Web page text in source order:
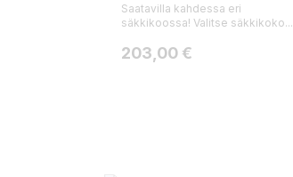
Saatavilla kahdessa eri
säkkikoossa! Valitse säkkikoko...
Hinta
203,00 €